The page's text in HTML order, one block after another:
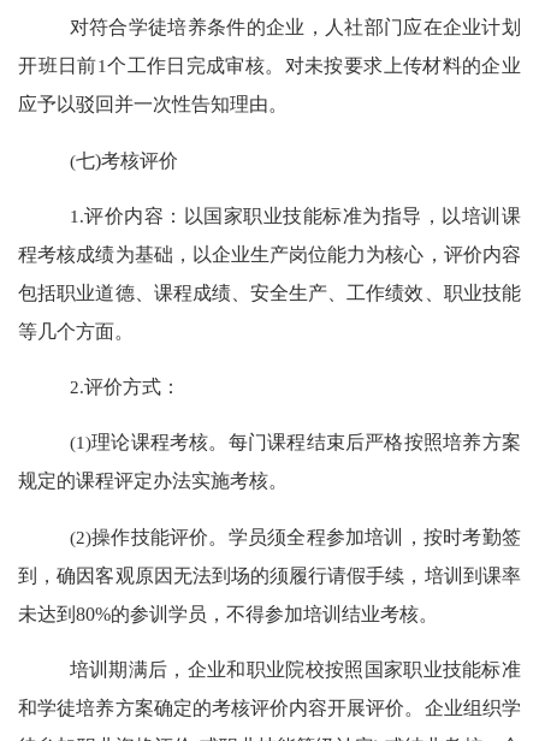
对符合学徒培养条件的企业，人社部门应在企业计划
开班日前1个工作日完成审核。对未按要求上传材料的企业
应予以驳回并一次性告知理由。
(七)考核评价
1.评价内容 ：
以国家职业技能标准为指导，以培训课
程考核成绩为基础，以企业生产岗位能力为核心，评价内容
包括职业道德、课程成绩、安全生产、工作绩效、职业技能
等几个方面。
2.评价方式：
(1)理论课程考核。每门课程结束后严格按照培养方案
规定的课程评定办法实施考核。
(2)操作技能评价。学员须全程参加培训，按时考勤签
到，确因客观原因无法到场的须履行请假手续，培训到课率
未达到80%的参训学员，不得参加培训结业考核。
培训期满后，企业和职业院校按照国家职业技能标准
和学徒培养方案确定的考核评价内容开展评价。企业组织学